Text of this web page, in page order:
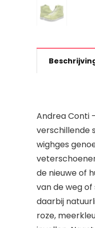
Andrea Conti
verschillende
wighges
de nieuwe of
van de weg
daarbij
roze,